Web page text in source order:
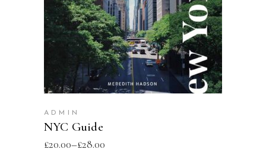
SELECT OPTIONS
ADMIN
NYC Guide
£20.00–£28.00